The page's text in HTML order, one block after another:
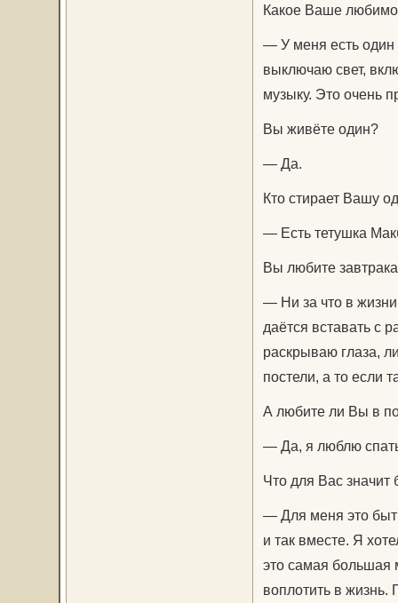
Какое Ваше
— У меня есть один
выключаю свет,
музыку. Это очень
Вы живёте один?
— Да.
Кто стирает Вашу
— Есть тетушка
Вы любите
— Ни за что в
даётся вставать с
раскрываю глаза,
постели, а то если
А любите ли Вы в
— Да, я люблю
Что для Вас значит
— Для меня это
и так вместе. Я
это самая большая
воплотить в жизнь.